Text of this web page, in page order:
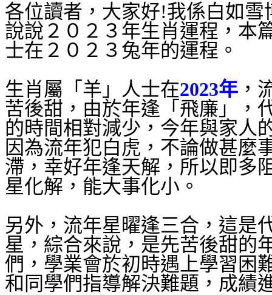
各位讀者，大家好!我係白如雪
說說２０２３年生肖運程，本
士在２０２３兔年的運程。
生肖屬「羊」人士在2023年 ，
苦後甜，由於年逢「飛廉」，
的時間相對減少，今年與家人
因為流年犯白虎，不論做甚麼
滯，幸好年逢天解，所以即多
星化解，能大事化小。
另外，流年星曜逢三合，這是
星，綜合來說，是先苦後甜的
們，學業會於初時遇上學習困
和同學們指導解決難題，成績